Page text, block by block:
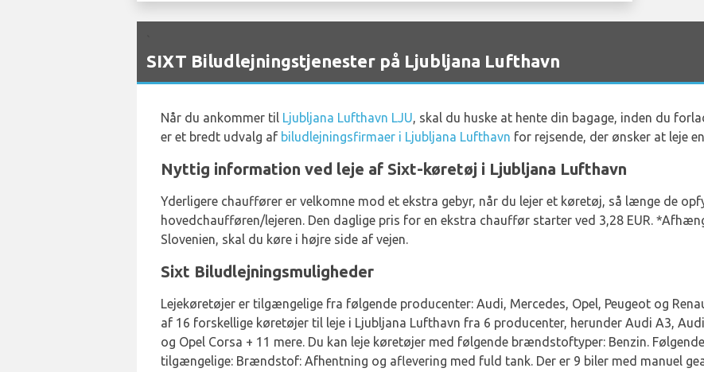
SIXT Biludlejningstjenester på Ljubljana Lufthavn
Når du ankommer til Ljubljana Lufthavn LJU, skal du huske at hente din bagage, inden du
er et bredt udvalg af biludlejningsfirmaer i Ljubljana Lufthavn for rejsende, der ønsker at leje
Nyttig information ved leje af Sixt-køretøj i Ljubljana Lufthavn
Yderligere chauffører er velkomne mod et ekstra gebyr, når du lejer et køretøj, så længe de
hovedchaufføren/lejeren. Den daglige pris for en ekstra chauffør starter ved 3,28 EUR.
Slovenien, skal du køre i højre side af vejen.
Sixt Biludlejningsmuligheder
Lejekøretøjer er tilgængelige fra følgende producenter: Audi, Mercedes, Opel, Peugeot og
af 16 forskellige køretøjer til leje i Ljubljana Lufthavn fra 6 producenter, herunder Audi A3,
og Opel Corsa + 11 mere. Du kan leje køretøjer med følgende brændstoftyper: Benzin.
tilgængelige: Brændstof: Afhentning og aflevering med fuld tank. Der er 9 biler med manuel